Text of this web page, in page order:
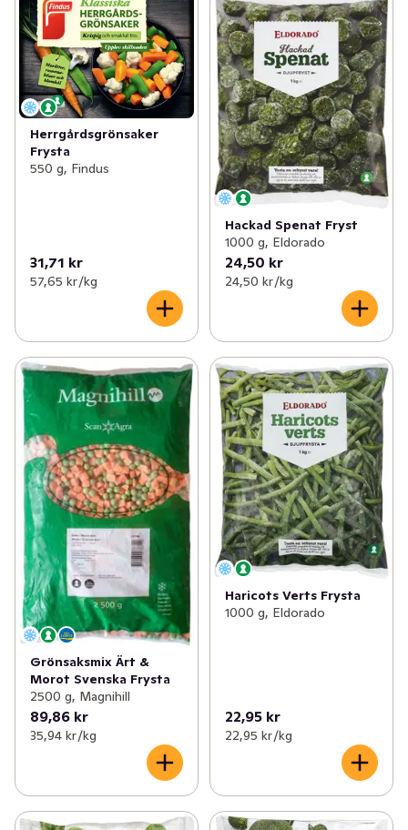
Herrgårdsgrönsaker
Frysta
550 g, Findus
31,71 kr
57,65 kr /kg
Hackad Spenat Fryst
1000 g, Eldorado
24,50 kr
24,50 kr /kg
Grönsaksmix Ärt &
Morot Svenska Frysta
2500 g, Magnihill
89,86 kr
35,94 kr /kg
Haricots Verts Frysta
1000 g, Eldorado
22,95 kr
22,95 kr /kg